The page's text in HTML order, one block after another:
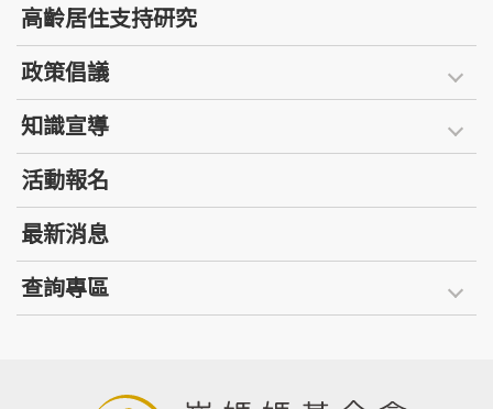
高齡居住支持研究
政策倡議
知識宣導
活動報名
最新消息
查詢專區